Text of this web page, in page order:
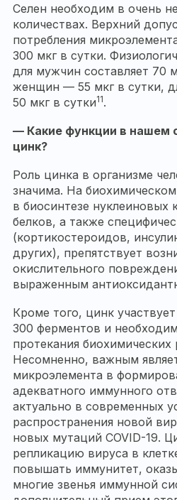
Селен необходим в очень
количествах. Верхний
потребления
300 мкг в сутки.
для мужчин составляет 70
женщин — 55 мкг в сутки,
50 мкг в сутки11.
— Какие функции в нашем
цинк?
Роль цинка в организме
значима. На
в биосинтезе нуклеиновых
белков, а также
(кортикостероидов,
других), препятствует
окислительного
выраженным
Кроме того, цинк
300 ферментов и
протекания биохимических
Несомненно, важным
микроэлемента в
адекватного иммунного
актуально в современных
распространения новой
новых мутаций COVID-19.
репликацию вируса в
повышать иммунитет,
многие звенья иммунной